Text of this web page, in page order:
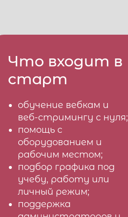
Что входит в
старт
обучение вебкам и
веб-стримингу с нуля;
помощь с
оборудованием и
рабочим местом;
подбор графика под
учебу, работу или
личный режим;
поддержка